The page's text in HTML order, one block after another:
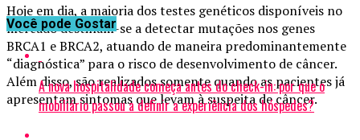
Hoje em dia, a maioria dos testes genéticos disponíveis no
mercado destinam-se a detectar mutações nos genes
BRCA1 e BRCA2, atuando de maneira predominantemente
“diagnóstica” para o risco de desenvolvimento de câncer.
Além disso, são realizados somente quando as pacientes já
apresentam sintomas que levam à suspeita de câncer.
Você pode Gostar
A nova hospitalidade começa antes do check-in: por que o
mobiliário passou a definir a experiência dos hóspedes?